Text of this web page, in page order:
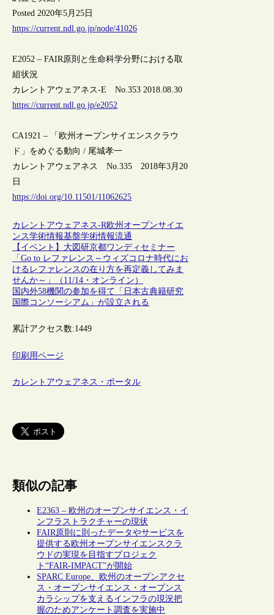
Posted 2020年5月25日
https://current.ndl.go.jp/node/41026
E2052 – FAIR原則と生命科学分野における取
組状況
カレントアウェアネス-E No.353 2018.08.30
https://current.ndl.go.jp/e2052
CA1921 – 「欧州オープンサイエンスクラウ
ド」をめぐる動向 / 尾城孝一
カレントアウェアネス No.335 2018年3月20
日
https://doi.org/10.11501/11062625
カレントアウェアネス-R欧州 オープンサイエ
ンス学術情報基盤学術情報流通
【イベント】大図研京都ワンディセミナー
「Go to レファレンス～ウィズコロナ時代にお
けるレファレンスの在り方を再定義してみま
せんか～」（11/14・オンライン）
国内外58機関の参加を得て「日本古典籍研究
国際コンソーシアム」が設立される
累計アクセス数:1449
印刷用ページ
カレントアウェアネス・ポータル
類似の記事
E2363 – 欧州のオープンサイエンス・イ
ンフラストラクチャーの現状
FAIR原則に則ったデータやサービスを
提供する欧州オープンサイエンスクラ
ウドの実現を目指すプロジェク
ト“FAIR-IMPACT”が開始
SPARC Europe、欧州のオープンアクセ
ス・オープンサイエンス・オープンス
カラシップを支えるインフラの現況把
握のためアンケート調査を実施中